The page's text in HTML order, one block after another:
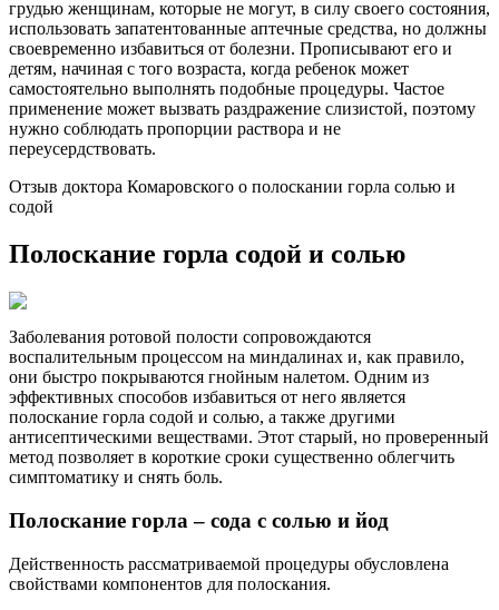
грудью женщинам, которые не могут, в силу своего состояния,
использовать запатентованные аптечные средства, но должны
своевременно избавиться от болезни. Прописывают его и
детям, начиная с того возраста, когда ребенок может
самостоятельно выполнять подобные процедуры. Частое
применение может вызвать раздражение слизистой, поэтому
нужно соблюдать пропорции раствора и не
переусердствовать.
Отзыв доктора Комаровского о полоскании горла солью и
содой
Полоскание горла содой и солью
Заболевания ротовой полости сопровождаются
воспалительным процессом на миндалинах и, как правило,
они быстро покрываются гнойным налетом. Одним из
эффективных способов избавиться от него является
полоскание горла содой и солью, а также другими
антисептическими веществами. Этот старый, но проверенный
метод позволяет в короткие сроки существенно облегчить
симптоматику и снять боль.
Полоскание горла – сода с солью и йод
Действенность рассматриваемой процедуры обусловлена
свойствами компонентов для полоскания.